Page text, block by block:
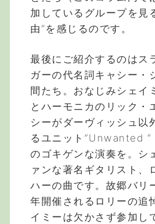
加しているグループを見
由”を感じるのです。
最後にご紹介するのはス
ガーの代名詞キャシー・
間たち。おなじみシェイ
とハーモニカのリック・
シーがダーヴィッシュ以
るユニット”Unwanted “
のゴキゲンな演奏を。シ
ァンな著名ギタリスト、
ハーの曲です。故郷バリ
年開催されるロリーの追
イミーは欠かさず参加し